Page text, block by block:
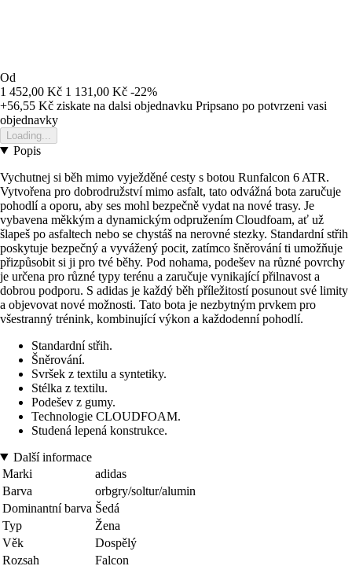
Od
1 452,00 Kč 1 131,00 Kč -22%
+56,55 Kč ziskate na dalsi objednavku Pripsano po potvrzeni vasi
objednavky
Loading...
Popis
Vychutnej si běh mimo vyježděné cesty s botou Runfalcon 6 ATR.
Vytvořena pro dobrodružství mimo asfalt, tato odvážná bota zaručuje
pohodlí a oporu, aby ses mohl bezpečně vydat na nové trasy. Je
vybavena měkkým a dynamickým odpružením Cloudfoam, ať už
šlapeš po asfaltech nebo se chystáš na nerovné stezky. Standardní střih
poskytuje bezpečný a vyvážený pocit, zatímco šněrování ti umožňuje
přizpůsobit si ji pro tvé běhy. Pod nohama, podešev na různé povrchy
je určena pro různé typy terénu a zaručuje vynikající přilnavost a
dobrou podporu. S adidas je každý běh příležitostí posunout své limity
a objevovat nové možnosti. Tato bota je nezbytným prvkem pro
všestranný trénink, kombinující výkon a každodenní pohodlí.
Standardní střih.
Šněrování.
Svršek z textilu a syntetiky.
Stélka z textilu.
Podešev z gumy.
Technologie CLOUDFOAM.
Studená lepená konstrukce.
Další informace
Marki
adidas
Barva
orbgry/soltur/alumin
Dominantní barva Šedá
Typ
Žena
Věk
Dospělý
Rozsah
Falcon